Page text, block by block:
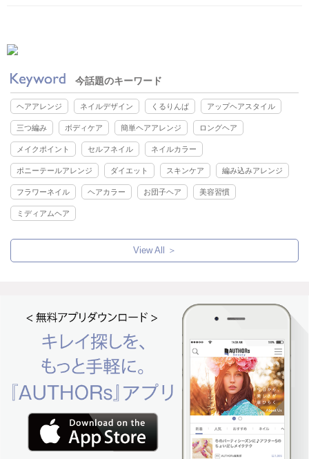
今話題のキーワード
ヘアアレンジ ネイルデザイン くるりんぱ アップヘアスタイル
三つ編み ボディケア 簡単ヘアアレンジ ロングヘア
メイクポイント セルフネイル ネイルカラー
ポニーテールアレンジ ダイエット スキンケア 編み込みアレンジ
フラワーネイル ヘアカラー お団子ヘア 美容習慣
ミディアムヘア
View All ＞